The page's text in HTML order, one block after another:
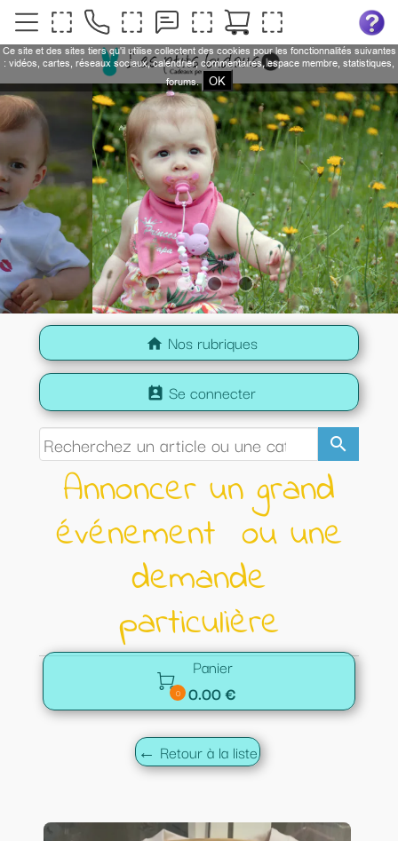
home Nos rubriques
search
perm_contact_calendar Se connecter
Annoncer un grand
événement ou une
demande
particulière

0
Panier
0.00 €
← Retour à la liste
Ce site et des sites tiers qu'il utilise collectent des cookies pour les fonctionnalités suivantes
: vidéos, cartes, réseaux sociaux, calendrier, commentaires, espace membre, statistiques,
forums.
OK